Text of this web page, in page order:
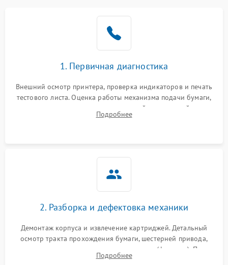
1. Первичная диагностика
Внешний осмотр принтера, проверка индикаторов и печать
тестового листа. Оценка работы механизма подачи бумаги,
выявление посторонних шумов, замятий и первичный анализ
дефектов печати (полосы, фон, пробелы).
Подробнее
2. Разборка и дефектовка механики
Демонтаж корпуса и извлечение картриджей. Детальный
осмотр тракта прохождения бумаги, шестерней привода,
роликов захвата и узла термозакрепления (фьюзера). Поиск
физического износа и повреждений деталей.
Подробнее